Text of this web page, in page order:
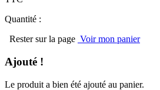
Quantité :
Rester sur la page Voir mon panier
Ajouté !
Le produit a bien été ajouté au panier.